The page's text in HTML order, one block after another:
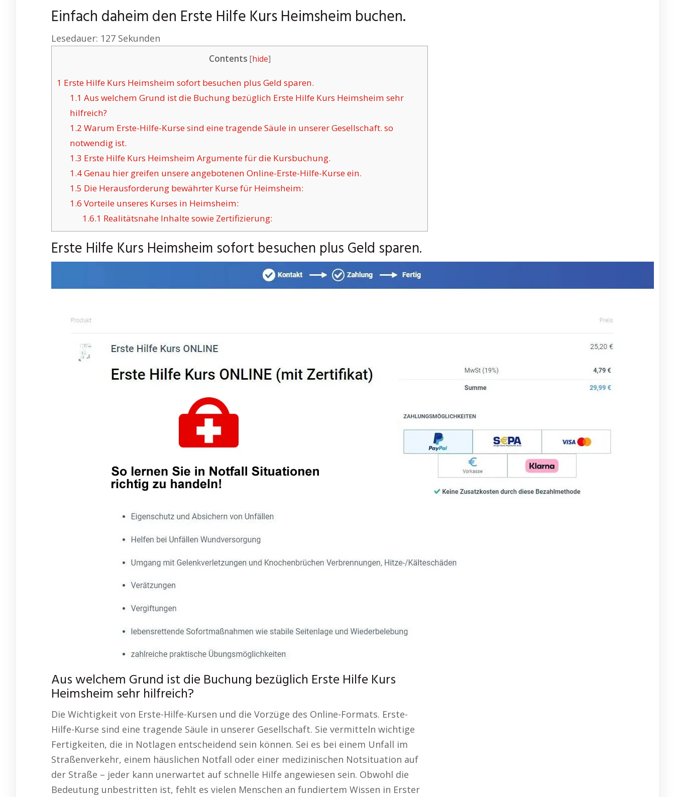
Einfach daheim den Erste Hilfe Kurs Heimsheim buchen.
Lesedauer: 127 Sekunden
Contents [hide]
1 Erste Hilfe Kurs Heimsheim sofort besuchen plus Geld sparen.
1.1 Aus welchem Grund ist die Buchung bezüglich Erste Hilfe Kurs Heimsheim sehr
hilfreich?
1.2 Warum Erste-Hilfe-Kurse sind eine tragende Säule in unserer Gesellschaft. so
notwendig ist.
1.3 Erste Hilfe Kurs Heimsheim Argumente für die Kursbuchung.
1.4Genau hier greifen unsere angebotenen Online-Erste-Hilfe-Kurse ein.
1.5 Die Herausforderung bewährter Kurse für Heimsheim:
1.6 Vorteile unseres Kurses in Heimsheim:
1.6.1 Realitätsnahe Inhalte sowie Zertifizierung:
Erste Hilfe Kurs Heimsheim sofort besuchen plus Geld sparen.
Aus welchem Grund ist die Buchung bezüglich Erste Hilfe Kurs
Heimsheim sehr hilfreich?
Die Wichtigkeit von Erste-Hilfe-Kursen und die Vorzüge des Online-Formats. Erste-
Hilfe-Kurse sind eine tragende Säule in unserer Gesellschaft. Sie vermitteln wichtige
Fertigkeiten, die in Notlagen entscheidend sein können. Sei es bei einem Unfall im
Straßenverkehr, einem häuslichen Notfall oder einer medizinischen Notsituation auf
der Straße – jeder kann unerwartet auf schnelle Hilfe angewiesen sein. Obwohl die
Bedeutung unbestritten ist, fehlt es vielen Menschen an fundiertem Wissen in Erster